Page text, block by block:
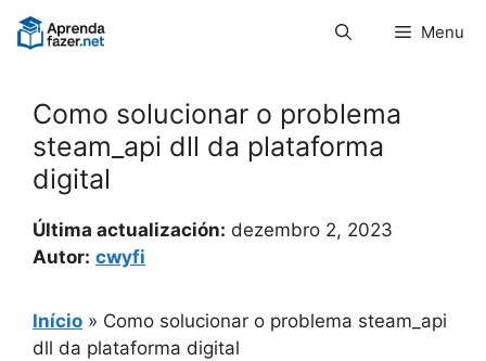
Pular
para
Menu
Como solucionar o problema
steam_api dll da plataforma
digital
Última actualización: dezembro 2, 2023
Autor: cwyfi
Início » Como solucionar o problema steam_api
dll da plataforma digital